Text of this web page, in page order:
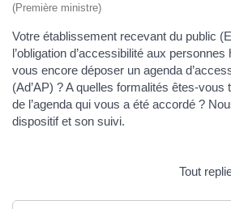
(Première ministre)
Votre établissement recevant du public
l’obligation d’accessibilité aux
vous encore déposer un agenda
(Ad’AP) ? A quelles formalités êtes-vous
de l’agenda qui vous a été accordé ?
dispositif et son suivi.
Tout